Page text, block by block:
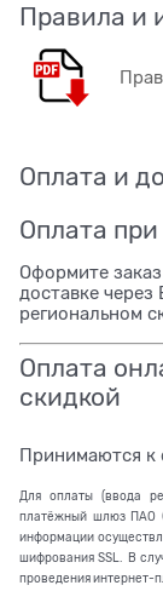
Правила и
Оплата и
Оплата
Оформите
доставке
региональном
Оплата
скидкой
Принимаются к
Для оплаты (ввода
платёжный шлюз ПАО
информации
шифрования SSL. В
проведения интернет-